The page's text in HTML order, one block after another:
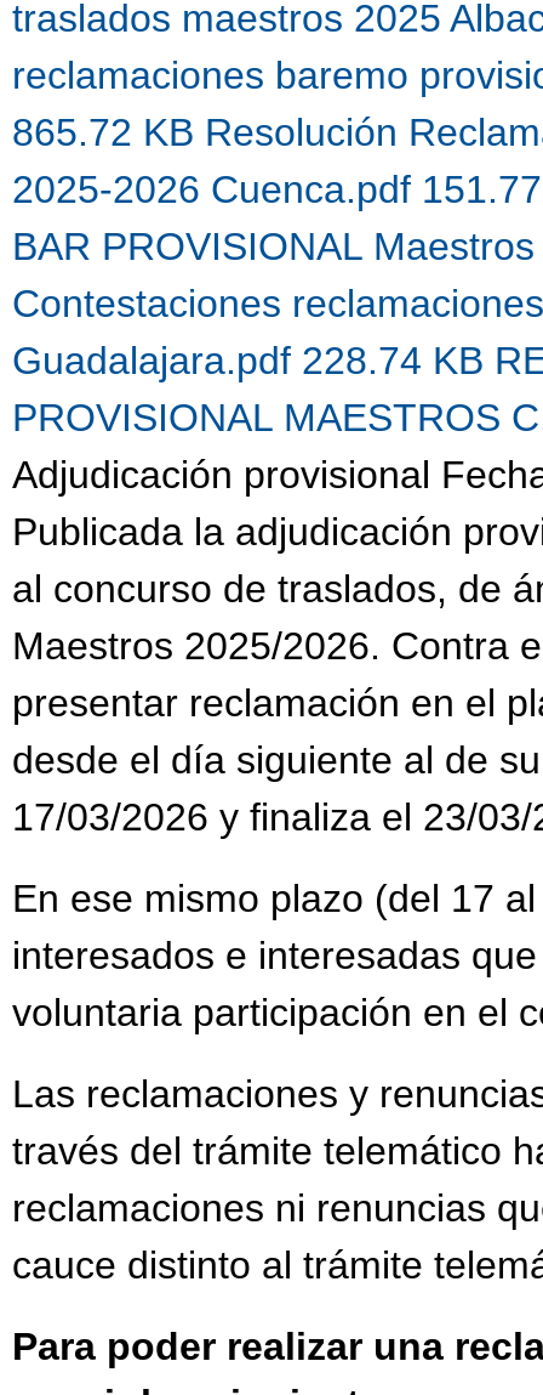
traslados maestros 2025
reclamaciones baremo
865.72 KB Resolución
2025-2026 Cuenca.pdf
BAR PROVISIONAL
Contestaciones
Guadalajara.pdf 228.74 KB
PROVISIONAL MAESTROS
Adjudicación provisional
Publicada la adjudicación
al concurso de traslados, de
Maestros 2025/2026. Contra
presentar reclamación en el
desde el día siguiente al de
17/03/2026 y finaliza el 23/
En ese mismo plazo (del 17
interesados e interesadas
voluntaria participación en el
Las reclamaciones y
través del trámite telemático
reclamaciones ni renuncias
cauce distinto al trámite
Para poder realizar una